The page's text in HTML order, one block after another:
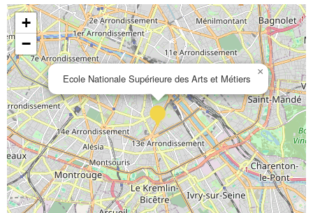
Ecole Nationale Supérieure des Arts et Métiers
×
+
−